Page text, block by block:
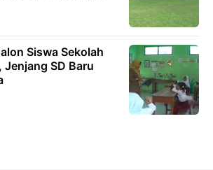
Siswa Sekolah
Jenjang SD Baru